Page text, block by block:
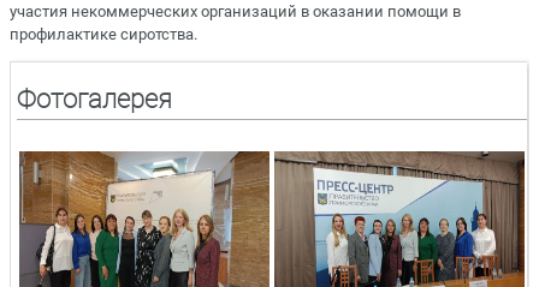
участия некоммерческих организаций в оказании помощи в
профилактике сиротства.
Фотогалерея